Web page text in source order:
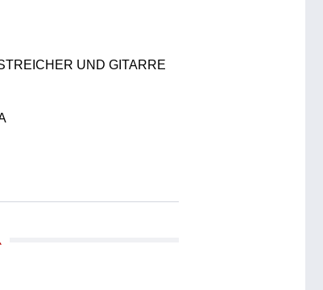
UND GITARRE
UND GITARRE